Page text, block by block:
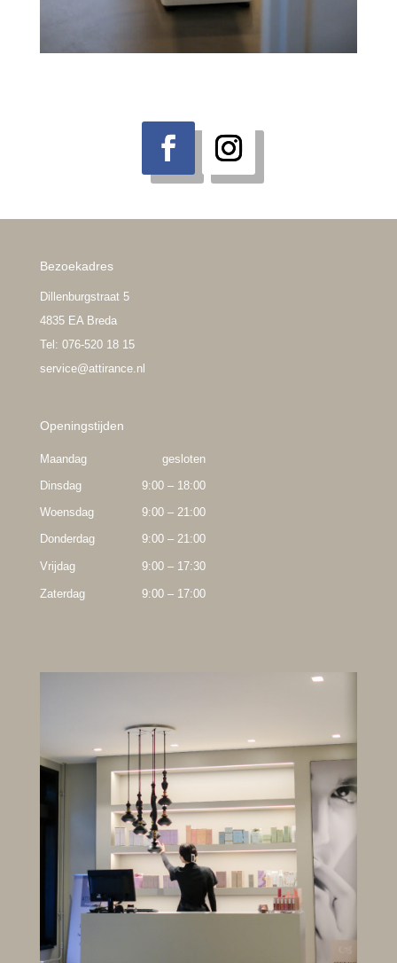
Bezoekadres
Dillenburgstraat 5
4835 EA Breda
Tel: 076-520 18 15
service@attirance.nl
Openingstijden
Maandag
gesloten
Dinsdag
9:00 – 18:00
Woensdag
9:00 – 21:00
Donderdag
9:00 – 21:00
Vrijdag 9:00 – 17:30
Zaterdag 9:00 – 17:00